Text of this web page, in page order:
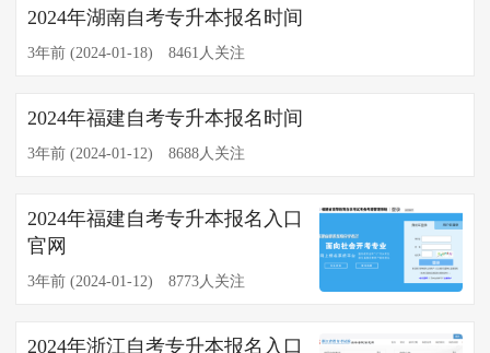
2024年​湖南自考专升本报名时间
3年前 (2024-01-18) 8461人关注
​2024年福建自考专升本报名时间
3年前 (2024-01-12) 8688人关注
2024年福建自考专升本报名入口
官网
3年前 (2024-01-12) 8773人关注
2024年浙江自考专升本报名入口